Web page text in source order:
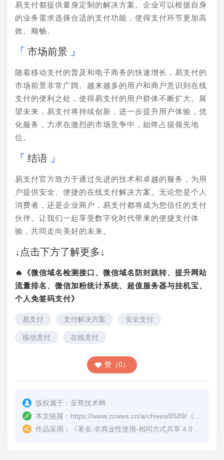
易支付都提供量身定制的解决方案。企业可以根据自身
的业务需求选择合适的支付功能，使得支付环节更加高
效、顺畅。
市场前景
随着移动支付的普及和电子商务的快速增长，易支付的
市场前景非常广阔。越来越多的用户和商户意识到在线
支付的便利之处，使得易支付的用户群体不断扩大。展
望未来，易支付将持续创新，进一步提升用户体验，优
化服务，力求在激烈的市场竞争中，始终占据领先地
位。
结语
易支付官方致力于通过先进的技术和卓越的服务，为用
户提供安全、便捷的在线支付解决方案。无论您是个人
消费者，还是企业商户，易支付都将成为您信任的支付
伙伴。让我们一起享受数字化时代带来的便捷支付体
验，共同走向美好的未来。
↓点击下方了解更多↓
🔥《微信域名检测接口、微信域名防封跳转、提升网站
流量排名、微信加粉统计系统、超值服务器与挂机宝、
个人免签码支付》
易支付 支付解决方案 安全支付
移动支付 在线支付
赞（0）
版权属于： 至尊技术网
本文链接： https://www.zzwws.cn/archives/8589/ （转载时请注明本文出处及文章链接）
作品采用：
《署名-非商业性使用-相同方式共享 4.0 国际 (CC BY-NC-SA 4.0)